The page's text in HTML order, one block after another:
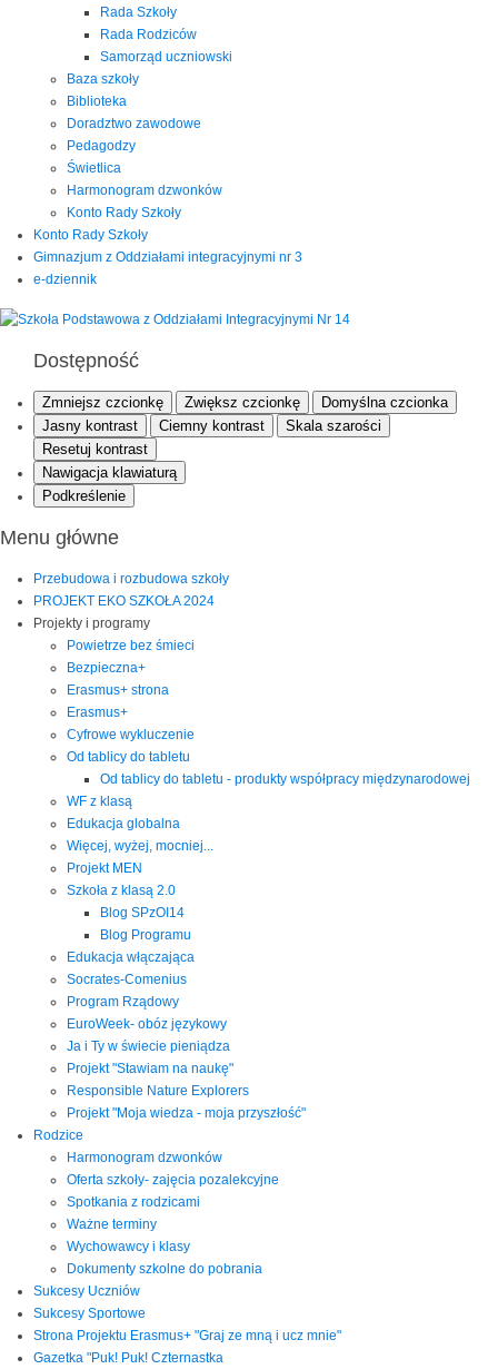
Rada Szkoły
Rada Rodziców
Samorząd uczniowski
Baza szkoły
Biblioteka
Doradztwo zawodowe
Pedagodzy
Świetlica
Harmonogram dzwonków
Konto Rady Szkoły
Konto Rady Szkoły
Gimnazjum z Oddziałami integracyjnymi nr 3
e-dziennik
Dostępność
Zmniejsz czcionkę Zwiększ czcionkę
Domyślna czcionka
Jasny kontrast
Ciemny kontrast
Skala szarości
Resetuj kontrast
Nawigacja klawiaturą
Podkreślenie
Menu główne
Przebudowa i rozbudowa szkoły
PROJEKT EKO SZKOŁA 2024
Projekty i programy
Powietrze bez śmieci
Bezpieczna+
Erasmus+ strona
Erasmus+
Cyfrowe wykluczenie
Od tablicy do tabletu
Od tablicy do tabletu - produkty współpracy międzynarodowej
WF z klasą
Edukacja globalna
Więcej, wyżej, mocniej...
Projekt MEN
Szkoła z klasą 2.0
Blog SPzOI14
Blog Programu
Edukacja włączająca
Socrates-Comenius
Program Rządowy
EuroWeek- obóz językowy
Ja i Ty w świecie pieniądza
Projekt "Stawiam na naukę"
Responsible Nature Explorers
Projekt "Moja wiedza - moja przyszłość"
Rodzice
Harmonogram dzwonków
Oferta szkoły- zajęcia pozalekcyjne
Spotkania z rodzicami
Ważne terminy
Wychowawcy i klasy
Dokumenty szkolne do pobrania
Sukcesy Uczniów
Sukcesy Sportowe
Strona Projektu Erasmus+ "Graj ze mną i ucz mnie"
Gazetka "Puk! Puk! Czternastka